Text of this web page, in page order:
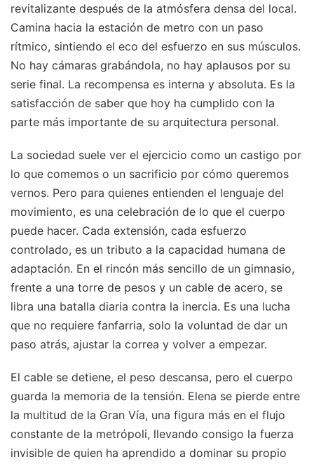
revitalizante después de la atmósfera densa del local.
Camina hacia la estación de metro con un paso
rítmico, sintiendo el eco del esfuerzo en sus músculos.
No hay cámaras grabándola, no hay aplausos por su
serie final. La recompensa es interna y absoluta. Es la
satisfacción de saber que hoy ha cumplido con la
parte más importante de su arquitectura personal.
La sociedad suele ver el ejercicio como un castigo por
lo que comemos o un sacrificio por cómo queremos
vernos. Pero para quienes entienden el lenguaje del
movimiento, es una celebración de lo que el cuerpo
puede hacer. Cada extensión, cada esfuerzo
controlado, es un tributo a la capacidad humana de
adaptación. En el rincón más sencillo de un gimnasio,
frente a una torre de pesos y un cable de acero, se
libra una batalla diaria contra la inercia. Es una lucha
que no requiere fanfarria, solo la voluntad de dar un
paso atrás, ajustar la correa y volver a empezar.
El cable se detiene, el peso descansa, pero el cuerpo
guarda la memoria de la tensión. Elena se pierde entre
la multitud de la Gran Vía, una figura más en el flujo
constante de la metrópoli, llevando consigo la fuerza
invisible de quien ha aprendido a dominar su propio